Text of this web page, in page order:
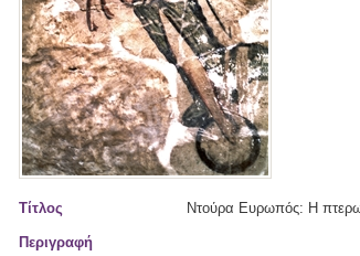
Τίτλος Ντούρα Ευρωπός: Η
Περιγραφή